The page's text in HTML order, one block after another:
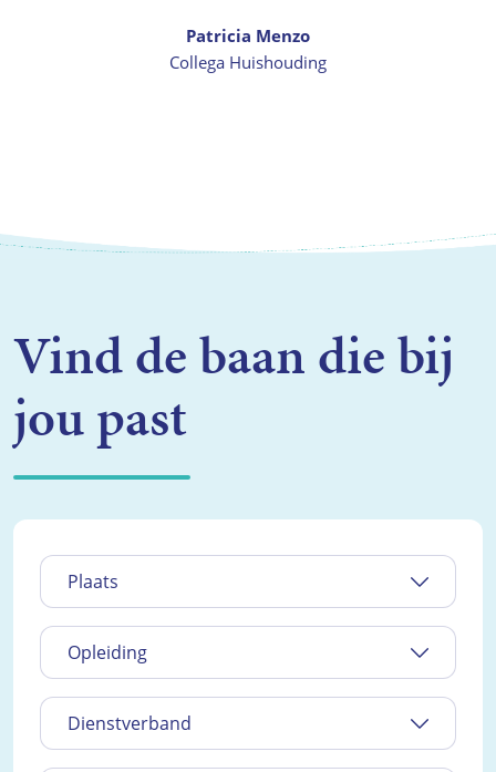
Patricia Menzo
Collega Huishouding
Vind de baan die bij
jou past
Plaats
Opleiding
Dienstverband